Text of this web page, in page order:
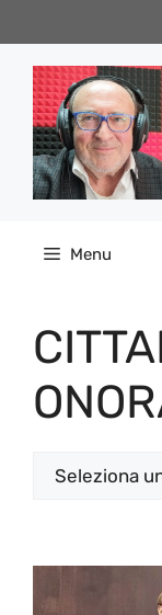
al
contenuto
Menu
Categorie